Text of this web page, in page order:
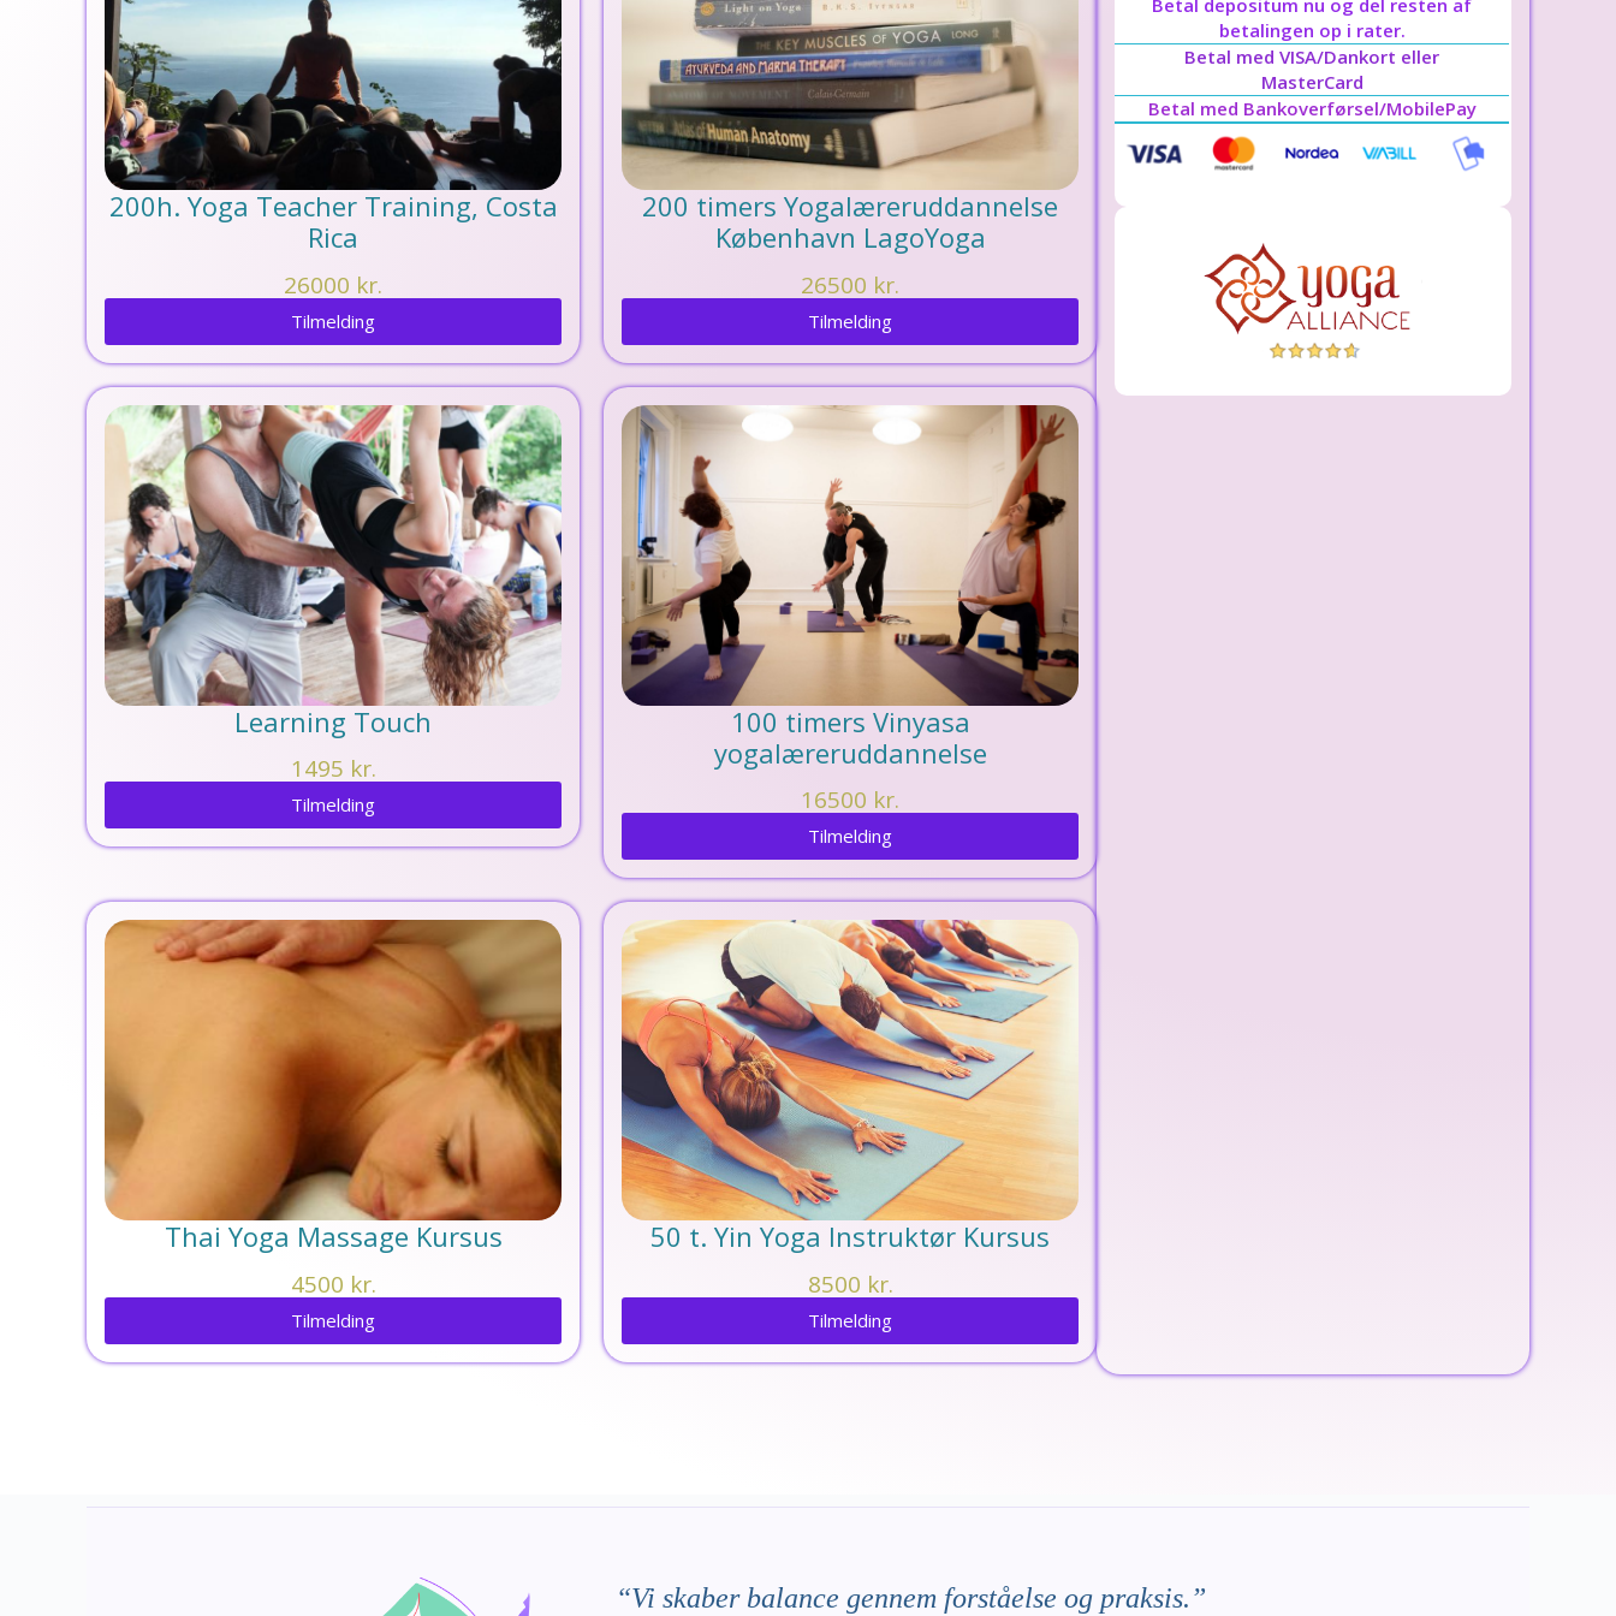
200h. Yoga Teacher Training, Costa
Rica
26000 kr.
Tilmelding
200 timers Yogalæreruddannelse
København LagoYoga
26500 kr.
Tilmelding
Learning Touch
1495 kr.
Tilmelding
100 timers Vinyasa
yogalæreruddannelse
16500 kr.
Tilmelding
Thai Yoga Massage Kursus
4500 kr.
Tilmelding
50 t. Yin Yoga Instruktør Kursus
8500 kr.
Tilmelding
Betal depositum nu og del resten af
betalingen op i rater.
Betal med VISA/Dankort eller
MasterCard
Betal med Bankoverførsel/MobilePay
“Vi skaber balance gennem forståelse og praksis.”